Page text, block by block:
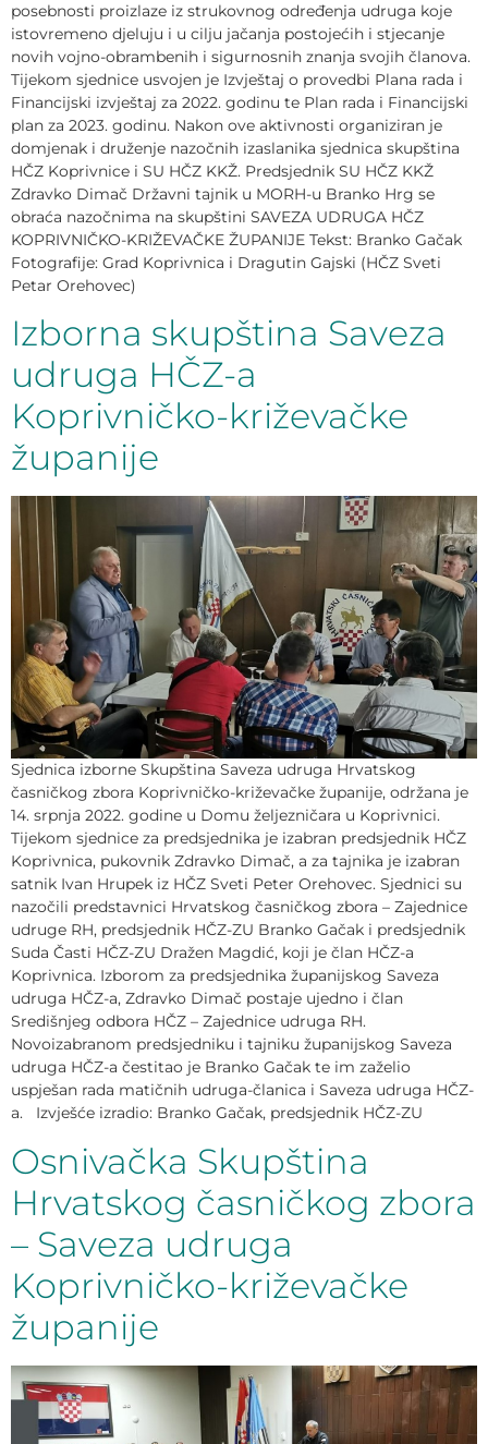
posebnosti proizlaze iz strukovnog određenja udruga koje
istovremeno djeluju i u cilju jačanja postojećih i stjecanje
novih vojno-obrambenih i sigurnosnih znanja svojih članova.
Tijekom sjednice usvojen je Izvještaj o provedbi Plana rada i
Financijski izvještaj za 2022. godinu te Plan rada i Financijski
plan za 2023. godinu. Nakon ove aktivnosti organiziran je
domjenak i druženje nazočnih izaslanika sjednica skupština
HČZ Koprivnice i SU HČZ KKŽ. Predsjednik SU HČZ KKŽ
Zdravko Dimač Državni tajnik u MORH-u Branko Hrg se
obraća nazočnima na skupštini SAVEZA UDRUGA HČZ
KOPRIVNIČKO-KRIŽEVAČKE ŽUPANIJE Tekst: Branko Gačak
Fotografije: Grad Koprivnica i Dragutin Gajski (HČZ Sveti
Petar Orehovec)
Izborna skupština Saveza
udruga HČZ-a
Koprivničko-križevačke
županije
Sjednica izborne Skupština Saveza udruga Hrvatskog
časničkog zbora Koprivničko-križevačke županije, održana je
14. srpnja 2022. godine u Domu željezničara u Koprivnici.
Tijekom sjednice za predsjednika je izabran predsjednik HČZ
Koprivnica, pukovnik Zdravko Dimač, a za tajnika je izabran
satnik Ivan Hrupek iz HČZ Sveti Peter Orehovec. Sjednici su
nazočili predstavnici Hrvatskog časničkog zbora – Zajednice
udruge RH, predsjednik HČZ-ZU Branko Gačak i predsjednik
Suda Časti HČZ-ZU Dražen Magdić, koji je član HČZ-a
Koprivnica. Izborom za predsjednika županijskog Saveza
udruga HČZ-a, Zdravko Dimač postaje ujedno i član
Središnjeg odbora HČZ – Zajednice udruga RH.
Novoizabranom predsjedniku i tajniku županijskog Saveza
udruga HČZ-a čestitao je Branko Gačak te im zaželio
uspješan rada matičnih udruga-članica i Saveza udruga HČZ-
a. Izvješće izradio: Branko Gačak, predsjednik HČZ-ZU
Osnivačka Skupština
Hrvatskog časničkog zbora
– Saveza udruga
Koprivničko-križevačke
županije